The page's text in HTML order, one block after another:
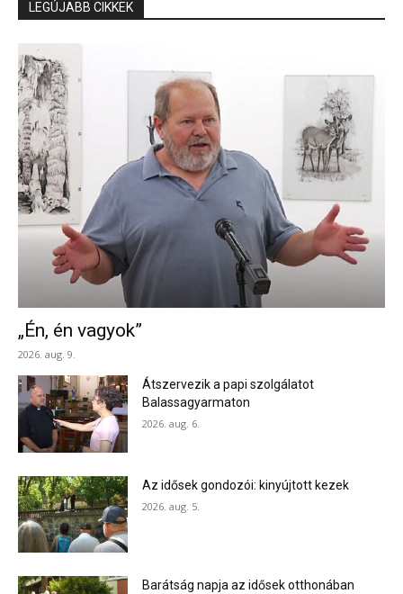
LEGÚJABB CIKKEK
„Én, én vagyok”
2026. aug. 9.
Átszervezik a papi szolgálatot
Balassagyarmaton
2026. aug. 6.
Az idősek gondozói: kinyújtott kezek
2026. aug. 5.
Barátság napja az idősek otthonában